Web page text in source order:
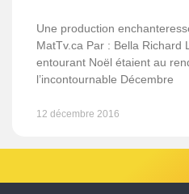
Une production
MatTv.ca Par : Bella Richard
entourant Noël étaient au
l’incontournable Décembre
12 décembre 2016